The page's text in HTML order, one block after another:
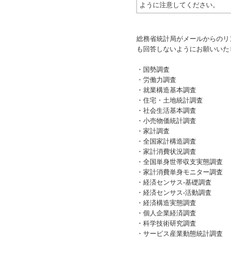
ように注意してください。
総務省統計局がメールからの
も回答しないようにお願いい
・国勢調査
・労働力調査
・就業構造基本調査
・住宅・土地統計調査
・社会生活基本調査
・小売物価統計調査
・家計調査
・全国家計構造調査
・家計消費状況調査
・全国単身世帯収支実態調査
・家計消費単身モニター調査
・経済センサス‐基礎調査
・経済センサス‐活動調査
・経済構造実態調査
・個人企業経済調査
・科学技術研究調査
・サービス産業動態統計調査